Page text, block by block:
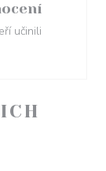
učinili